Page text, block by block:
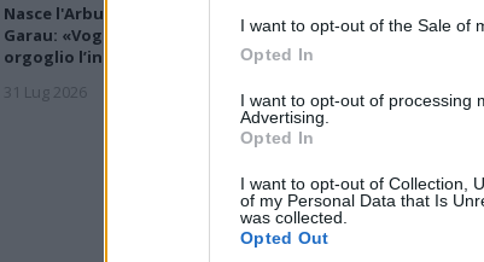
I want to opt-out of the Sale of
Opted In
I want to opt-out of processing
Advertising.
Opted In
I want to opt-out of Collection,
of my Personal Data that Is
was collected.
Opted Out
Nasce l'Arbus Guspini Costa Verde,
Garau: «Vogliamo rappresentare con
orgoglio l’intero territorio»
31 Lug 2026